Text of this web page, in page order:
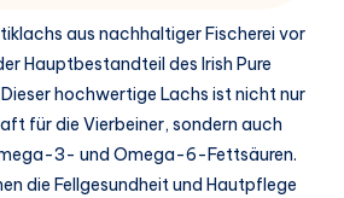
aus nachhaltiger Fischerei vor
Hauptbestandteil des Irish Pure
hochwertige Lachs ist nicht nur
für die Vierbeiner, sondern auch
3- und Omega-6-Fettsäuren.
die Fellgesundheit und Hautpflege